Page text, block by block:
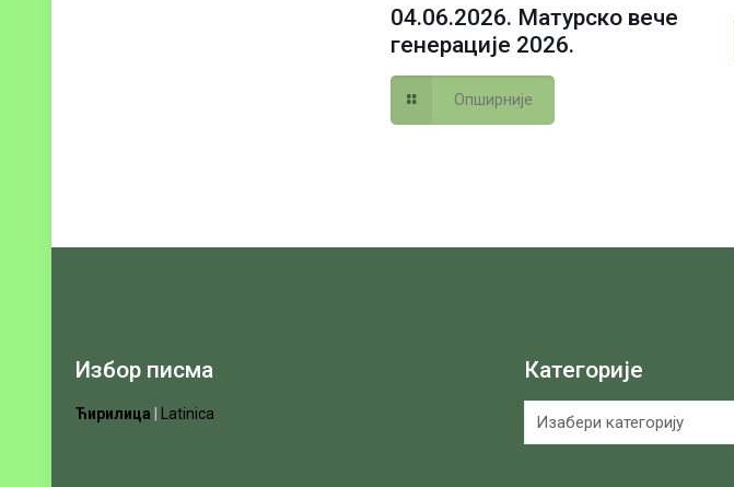
04.06.2026. Матурско вече
генерације 2026.
Опширније
Избор писма
Ћирилица Latinica
Категорије
Категорије